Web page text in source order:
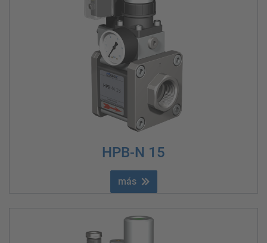
HPB-N 15
más